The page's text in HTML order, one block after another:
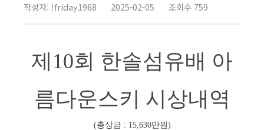
작성자: !friday1968 2025-02-05 조회수 759
제10회 한솔섬유배 아
름다운스키 시상내역
(총상금 : 15,630만원)